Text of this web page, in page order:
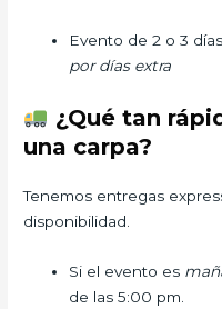
Evento de 2 o 3
por días extra
¿Qué tan
una carpa?
Tenemos entregas
disponibilidad.
Si el evento es
de las 5:00 pm.